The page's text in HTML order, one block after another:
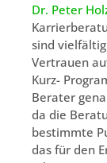
Dr. Peter
sind
Vertrauen
Kurz-
Berater
da die
bestimmte
das für den